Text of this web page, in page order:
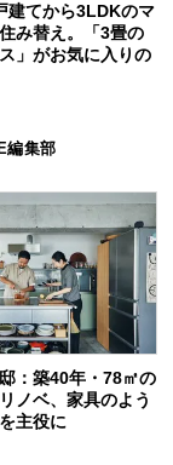
建てから3LDKのマ
み替え。「3畳の
」がお気に入りの
編集部
：築40年・78㎡の
ノベ、家具のよう
主役に